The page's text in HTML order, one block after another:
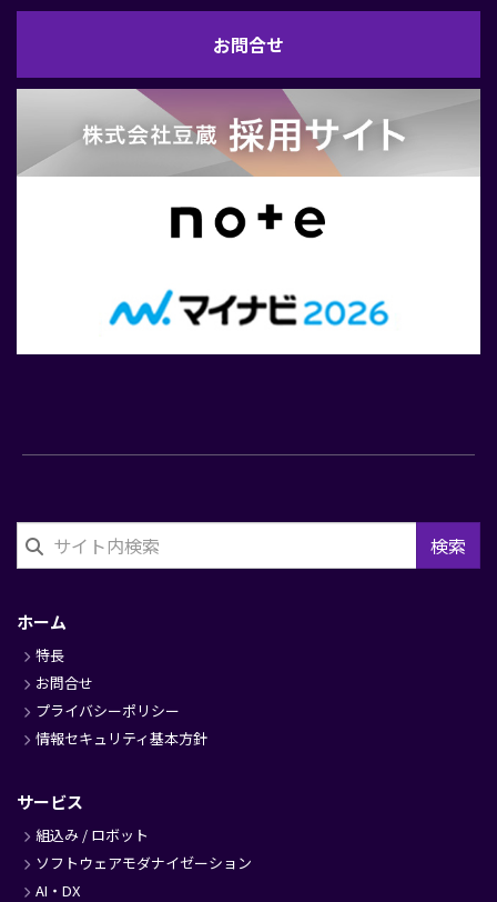
お問合せ
検索
フ
ッ
タ
ー
ホーム
特長
お問合せ
プライバシーポリシー
情報セキュリティ基本方針
サービス
組込み / ロボット
ソフトウェアモダナイゼーション
AI・DX